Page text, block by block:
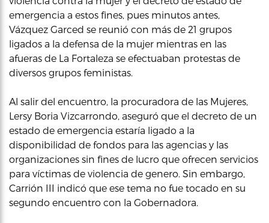
emergencia a estos fines, pues minutos antes,
Vázquez Garced se reunió con más de 21 grupos
ligados a la defensa de la mujer mientras en las
afueras de La Fortaleza se efectuaban protestas de
diversos grupos feministas.
Al salir del encuentro, la procuradora de las Mujeres,
Lersy Boria Vizcarrondo, aseguró que el decreto de un
estado de emergencia estaría ligado a la
disponibilidad de fondos para las agencias y las
organizaciones sin fines de lucro que ofrecen servicios
para víctimas de violencia de genero. Sin embargo,
Carrión III indicó que ese tema no fue tocado en su
segundo encuentro con la Gobernadora.